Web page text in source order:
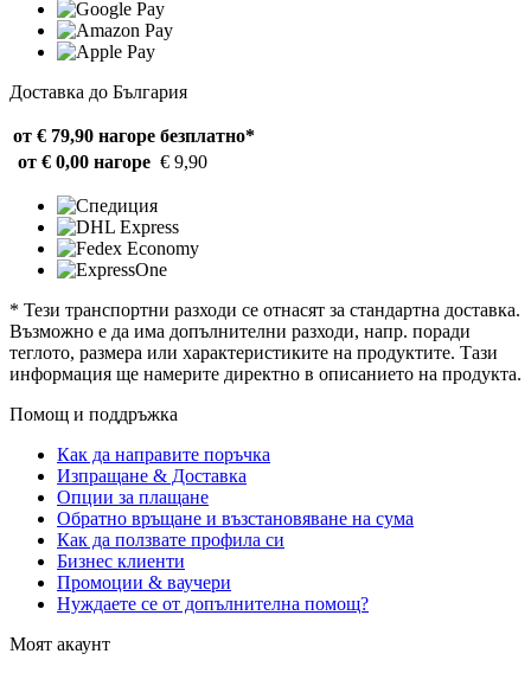
Доставка до България
от € 79,90 нагоре безплатно*
от € 0,00 нагоре € 9,90
* Тези транспортни разходи се отнасят за стандартна доставка.
Възможно е да има допълнителни разходи, напр. поради
теглото, размера или характеристиките на продуктите. Тази
информация ще намерите директно в описанието на продукта.
Помощ и поддръжка
Как да направите поръчка
Изпращане & Доставка
Опции за плащане
Обратно връщане и възстановяване на сума
Как да ползвате профила си
Бизнес клиенти
Промоции & ваучери
Нуждаете се от допълнителна помощ?
Моят акаунт